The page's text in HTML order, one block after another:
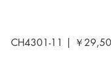
CH4301-11 | ￥